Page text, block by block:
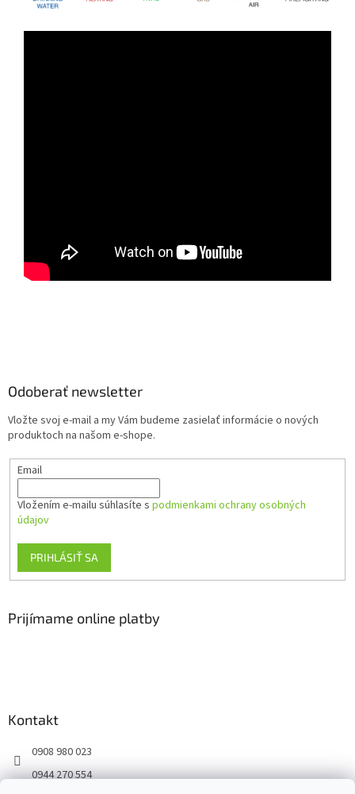
Odoberať newsletter
Vložte svoj e-mail a my Vám budeme zasielať informácie o nových
produktoch na našom e-shope.
Email
Vložením e-mailu súhlasíte s podmienkami ochrany osobných
údajov
PRIHLÁSIŤ SA
Prijímame online platby
Kontakt
0908 980 023
0944 270 554